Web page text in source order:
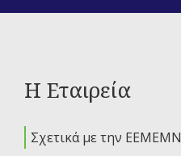
Η Εταιρεία
Σχετικά με την ΕΕΜΕΜΝ